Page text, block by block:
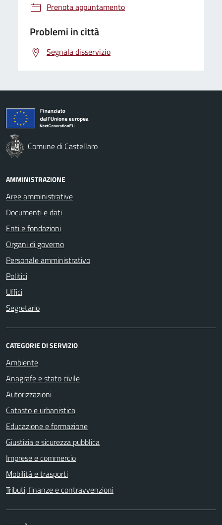
Prenota appuntamento
Problemi in città
Segnala disservizio
Comune di Castellaro
AMMINISTRAZIONE
Aree amministrative
Documenti e dati
Enti e fondazioni
Organi di governo
Personale amministrativo
Politici
Uffici
Segretario
CATEGORIE DI SERVIZIO
Ambiente
Anagrafe e stato civile
Autorizzazioni
Catasto e urbanistica
Educazione e formazione
Giustizia e sicurezza pubblica
Imprese e commercio
Mobilità e trasporti
Tributi, finanze e contravvenzioni